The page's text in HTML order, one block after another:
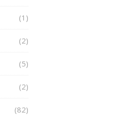
(1)
(2)
(5)
(2)
(82)